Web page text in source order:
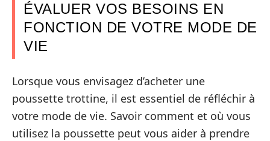
ÉVALUER VOS BESOINS EN
FONCTION DE VOTRE MODE DE
VIE
Lorsque vous envisagez d’acheter une
poussette trottine, il est essentiel de réfléchir à
votre mode de vie. Savoir comment et où vous
utilisez la poussette peut vous aider à prendre